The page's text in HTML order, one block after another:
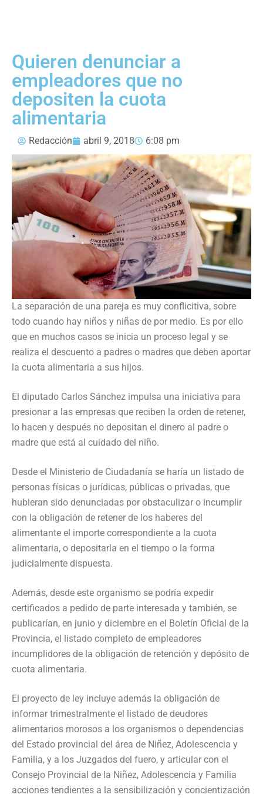
Quieren denunciar a
empleadores que no
depositen la cuota
alimentaria
Redacción abril 9, 2018 6:08 pm
La separación de una pareja es muy conflicitiva, sobre
todo cuando hay niños y niñas de por medio. Es por ello
que en muchos casos se inicia un proceso legal y se
realiza el descuento a padres o madres que deben aportar
la cuota alimentaria a sus hijos.
El diputado Carlos Sánchez impulsa una iniciativa para
presionar a las empresas que reciben la orden de retener,
lo hacen y después no depositan el dinero al padre o
madre que está al cuidado del niño.
Desde el Ministerio de Ciudadanía se haría un listado de
personas físicas o jurídicas, públicas o privadas, que
hubieran sido denunciadas por obstaculizar o incumplir
con la obligación de retener de los haberes del
alimentante el importe correspondiente a la cuota
alimentaria, o depositarla en el tiempo o la forma
judicialmente dispuesta.
Además, desde este organismo se podría expedir
certificados a pedido de parte interesada y también, se
publicarían, en junio y diciembre en el Boletín Oficial de la
Provincia, el listado completo de empleadores
incumplidores de la obligación de retención y depósito de
cuota alimentaria.
El proyecto de ley incluye además la obligación de
informar trimestralmente el listado de deudores
alimentarios morosos a los organismos o dependencias
del Estado provincial del área de Niñez, Adolescencia y
Familia, y a los Juzgados del fuero, y articular con el
Consejo Provincial de la Niñez, Adolescencia y Familia
acciones tendientes a la sensibilización y concientización